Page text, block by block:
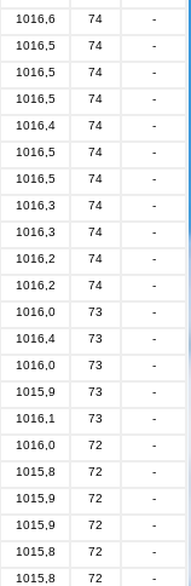
1016,6 74
-
1016,5 74
-
1016,5 74
-
1016,5 74
-
1016,4 74
-
1016,5 74
-
1016,5 74
-
1016,3 74
-
1016,3 74
-
1016,2 74
-
1016,2 74
-
1016,0 73
-
1016,4 73
-
1016,0 73
-
1015,9 73
-
1016,1 73
-
1016,0 72
-
1015,8 72
-
1015,9 72
-
1015,9 72
-
1015,8 72
-
1015,8 72
-